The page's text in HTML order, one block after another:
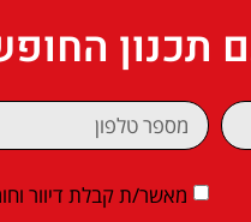
תכנון
מאשר/ת קבלת דיוור